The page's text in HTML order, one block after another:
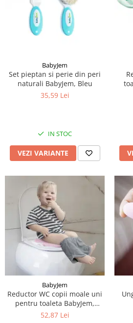
BabyJem
Set pieptan si perie din peri
naturali BabyJem, Bleu
35,59 Lei
IN STOC
VEZI VARIANTE
BabyJem
Reductor WC copii moale uni
pentru toaleta BabyJem,
Diverse culori
52,87 Lei